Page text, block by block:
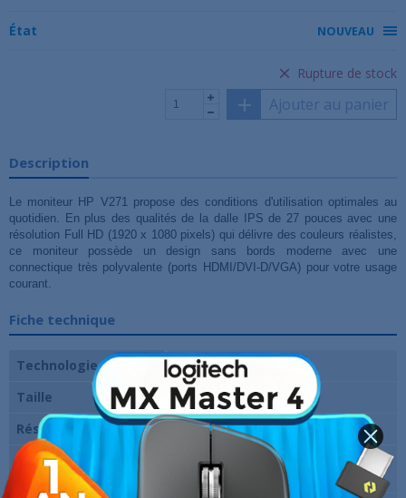
État NOUVEAU
Rupture de stock
Ajouter au panier
Description
Le moniteur HP V271 propose des conditions d'utilisation optimales au
quotidien. En plus des qualités de la dalle IPS de 27 pouces avec une
résolution Full HD (1920 x 1080 pixels) qui délivre des couleurs réalistes,
ce moniteur possède un design sans bords moderne avec une
connectique très polyvalente (ports HDMI/DVI-D/VGA) pour votre usage
courant.
Fiche technique
Technologie de dalle
IPS
Taille
27 pouces
Résolution
1920 x 1080 pixels (FHD)
Fréquence verticale
maxi
75 Hz